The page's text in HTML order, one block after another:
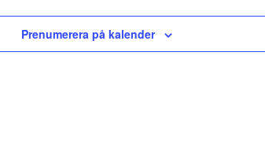
Prenumerera på kalender